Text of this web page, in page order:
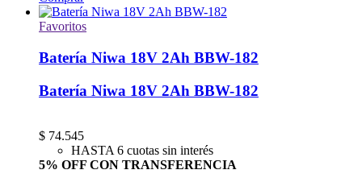
Favoritos
Batería Niwa 18V 2Ah BBW-182
Batería Niwa 18V 2Ah BBW-182
$ 74.545
HASTA 6 cuotas sin interés
5% OFF CON TRANSFERENCIA